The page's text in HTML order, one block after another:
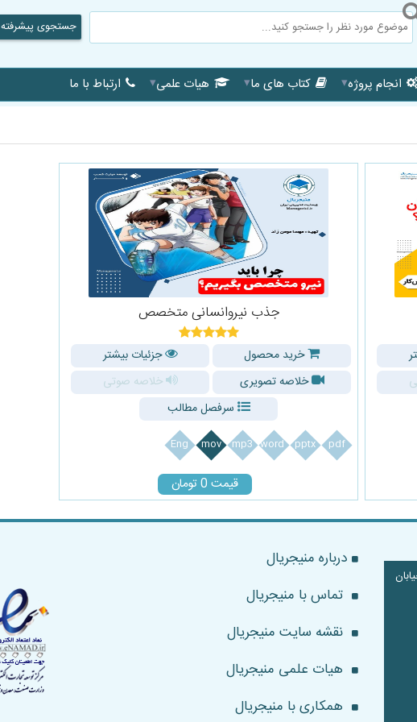
جستجوی پیشرفته
انجام پروژه▾ کتاب های ما▾ هیات علمی▾ ارتباط با ما
جذب نیروانسانی متخصص
خرید محصول
جزئیات بیشتر
خلاصه تصویری
خلاصه صوتی
سرفصل مطالب
pdf
pptx
word
mp3
mov
Eng
قیمت 0 تومان
درباره منیجریال
تماس با منیجریال
نقشه سایت منیجریال
هیات علمی منیجریال
همکاری با منیجریال